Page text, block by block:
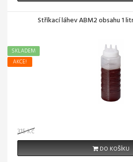
Stříkací láhev ABM2 obsahu 1
AKCE!
SKLADEM
315 Kč
DO KOŠÍKU